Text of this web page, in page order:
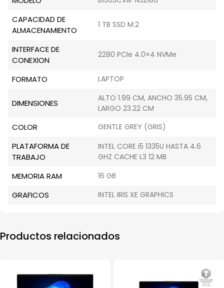
CAPACIDAD DE
ALMACENAMIENTO
1 TB SSD M.2
INTERFACE DE
CONEXION
2280 PCIe 4.0×4 NVMe
FORMATO LAPTOP
DIMENSIONES
ALTO 1.99 CM, ANCHO 35.95 CM,
LARGO 23.22 CM
COLOR GENTLE GREY (GRIS)
PLATAFORMA DE
TRABAJO
INTEL CORE i5 1335U HASTA 4.6
GHZ CACHE L3 12 MB
MEMORIA RAM 16 GB
GRAFICOS INTEL IRIS XE GRAPHICS
Productos relacionados